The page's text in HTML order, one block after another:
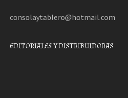
consolaytablero@hotmail.com
EDITORIALES Y DISTRIBUIDORAS